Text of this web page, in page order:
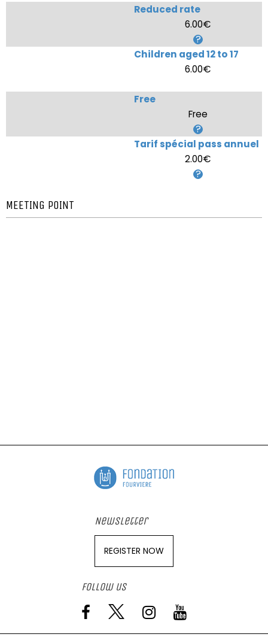
Reduced rate
6.00€
Children aged 12 to 17
6.00€
Free
Free
Tarif spécial pass annuel
2.00€
MEETING POINT
Newsletter
REGISTER NOW
Follow us